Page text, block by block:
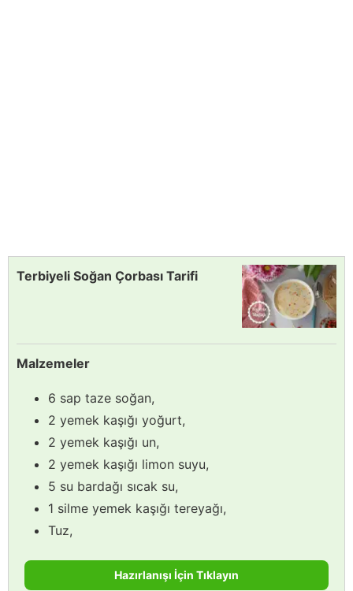
Terbiyeli Soğan Çorbası Tarifi
Malzemeler
6 sap taze soğan,
2 yemek kaşığı yoğurt,
2 yemek kaşığı un,
2 yemek kaşığı limon suyu,
5 su bardağı sıcak su,
1 silme yemek kaşığı tereyağı,
Tuz,
Hazırlanışı İçin Tıklayın